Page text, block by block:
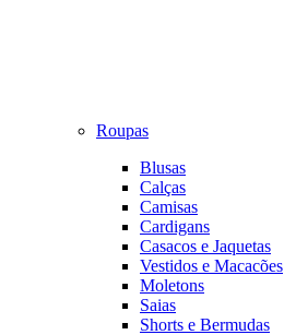
Roupas
Blusas
Calças
Camisas
Cardigans
Casacos e Jaquetas
Vestidos e Macacões
Moletons
Saias
Shorts e Bermudas